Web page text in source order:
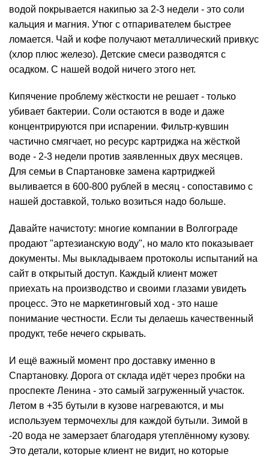
водой покрывается накипью за 2-3 недели - это соли
кальция и магния. Утюг с отпаривателем быстрее
ломается. Чай и кофе получают металлический привкус
(хлор плюс железо). Детские смеси разводятся с
осадком. С нашей водой ничего этого нет.
Кипячение проблему жёсткости не решает - только
убивает бактерии. Соли остаются в воде и даже
концентрируются при испарении. Фильтр-кувшин
частично смягчает, но ресурс картриджа на жёсткой
воде - 2-3 недели против заявленных двух месяцев.
Для семьи в Спартановке замена картриджей
выливается в 600-800 рублей в месяц - сопоставимо с
нашей доставкой, только возиться надо больше.
Давайте начистоту: многие компании в Волгограде
продают "артезианскую воду", но мало кто показывает
документы. Мы выкладываем протоколы испытаний на
сайт в открытый доступ. Каждый клиент может
приехать на производство и своими глазами увидеть
процесс. Это не маркетинговый ход - это наше
понимание честности. Если ты делаешь качественный
продукт, тебе нечего скрывать.
И ещё важный момент про доставку именно в
Спартановку. Дорога от склада идёт через пробки на
проспекте Ленина - это самый загруженный участок.
Летом в +35 бутыли в кузове нагреваются, и мы
используем термочехлы для каждой бутыли. Зимой в
-20 вода не замерзает благодаря утеплённому кузову.
Это детали, которые клиент не видит, но которые